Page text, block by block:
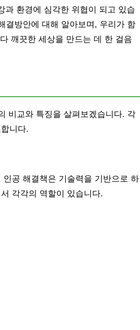
과 환경에 심각한 위협이 되고 있습
결방안에 대해 알아보며, 우리가 함
깨끗한 세상을 만드는 데 한 걸음
비교와 특징을 살펴보겠습니다. 각
니다.
공 해결책은 기술력을 기반으로 하
각각의 역할이 있습니다.